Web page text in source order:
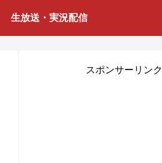
生放送・実況配信
スポンサーリンク